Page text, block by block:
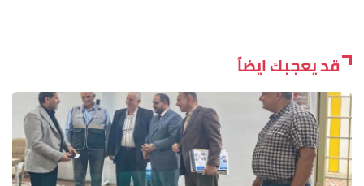
قد يعجبك ايضاً